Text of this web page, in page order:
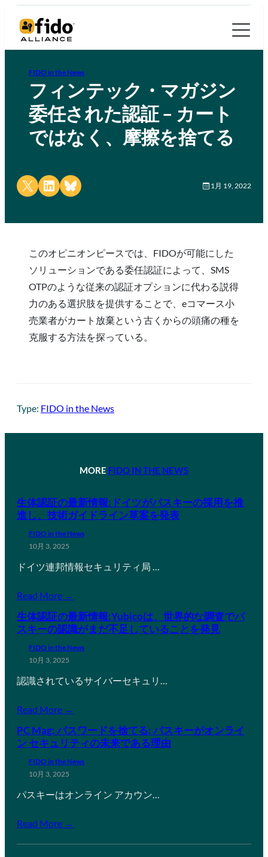
FIDO in the News
フィンテック・マガジン
委任された認証 – カート
ではなく、摩擦を捨てる
Share on X Share on LinkedIn
Share on Bluesky 1月 19, 2022
このオピニオンピースでは、FIDOが可能にした
ソリューションである委任認証によって、SMS
OTPのような従来の認証オプションに代わる説得
力のある選択肢を提供することで、eコマース小
売業者がカート放棄という古くからの頭痛の種を
克服する方法を探っている。
Type: FIDO in the News
MORE FIDO IN THE NEWS
生体認証の最新情報:ドイツがパスキーの採用を推
進し、技術ガイドライン草案を発表
FIDO in the News
10月 3, 2025
ドイツ連邦情報セキュリティ局 …
Read More →
生体認証の最新情報:Yubicoは、世界的な調査でパ
スキーの認識がまだ不足していることを発見
FIDO in the News
10月 3, 2025
認識されているサイバーセキュリ…
Read More →
PC Mag: パスワードを捨てる: パスキーがオンライ
ン セキュリティの未来である理由
FIDO in the News
10月 3, 2025
パスキーはオンライン アカウン…
Read More →